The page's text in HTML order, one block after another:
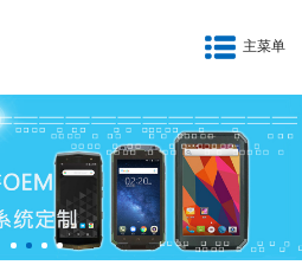
主菜单